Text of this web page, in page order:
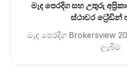
මැද පෙරදිග සහ උතුරු
ස්ථාවර ට්‍රේඩින්
මැද පෙරදිග Brokersview
ලැබීම